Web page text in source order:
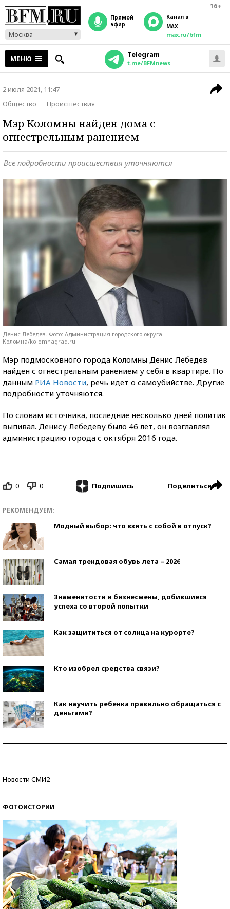
16+
Москва
прямой
эфир
Канал в
MAX
max.ru/bfm
МЕНЮ Telegram
t.me/BFMnews
2 июля 2021, 11:47
Общество
Происшествия
Мэр Коломны найден дома с
огнестрельным ранением
Все подробности происшествия уточняются
Денис Лебедев. Фото: Администрация городского округа
Коломна/kolomnagrad.ru
Мэр подмосковного города Коломны Денис Лебедев
найден с огнестрельным ранением у себя в квартире. По
данным РИА Новости, речь идет о самоубийстве. Другие
подробности уточняются.
По словам источника, последние несколько дней политик
выпивал. Денису Лебедеву было 46 лет, он возглавлял
администрацию города с октября 2016 года.
0 0 Подпишись Поделиться
РЕКОМЕНДУЕМ:
Модный выбор: что взять с собой в отпуск?
Самая трендовая обувь лета – 2026
Знаменитости и бизнесмены, добившиеся
успеха со второй попытки
Как защититься от солнца на курорте?
Кто изобрел средства связи?
Как научить ребенка правильно обращаться с
деньгами?
Новости СМИ2
ФОТОИСТОРИИ